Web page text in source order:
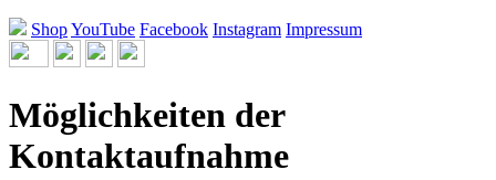
ShopYouTube Facebook Instagram Impressum
Möglichkeiten der
Kontaktaufnahme